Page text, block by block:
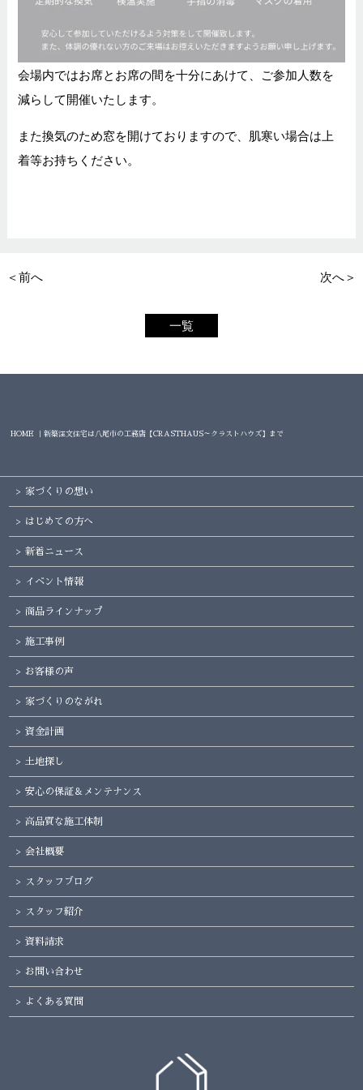
会場内ではお席とお席の間を十分にあけて、ご参加人数を
減らして開催いたします。
また換気のため窓を開けておりますので、肌寒い場合は上
着等お持ちください。
＜前へ 次へ＞
一覧
HOME ｜新築注文住宅は八尾市の工務店【CRASTHAUS～クラストハウズ】まで
家づくりの想い
はじめての方へ
新着ニュース
イベント情報
商品ラインナップ
施工事例
お客様の声
家づくりのながれ
資金計画
土地探し
安心の保証＆メンテナンス
高品質な施工体制
会社概要
スタッフブログ
スタッフ紹介
資料請求
お問い合わせ
よくある質問